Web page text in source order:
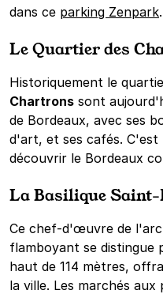
dans ce parking Zenpark.
Le Quartier des
Historiquement le
Chartrons sont
de Bordeaux, avec ses
d'art, et ses cafés.
découvrir le Bordeaux
La Basilique
Ce chef-d'œuvre de
flamboyant se distingue
haut de 114 mètres,
la ville. Les marchés